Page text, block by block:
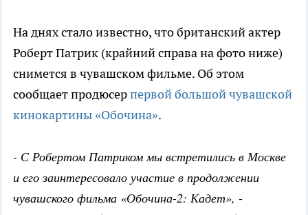
На днях стало известно, что британский актер
Роберт Патрик (крайний справа на фото ниже)
снимется в чувашском фильме. Об этом
сообщает продюсерпервой большой чувашской
кинокартины «Обочина».
- С Робертом Патриком мы встретились в Москве
и его заинтересовало участие в продолжении
чувашского фильма «Обочина-2: Кадет», -